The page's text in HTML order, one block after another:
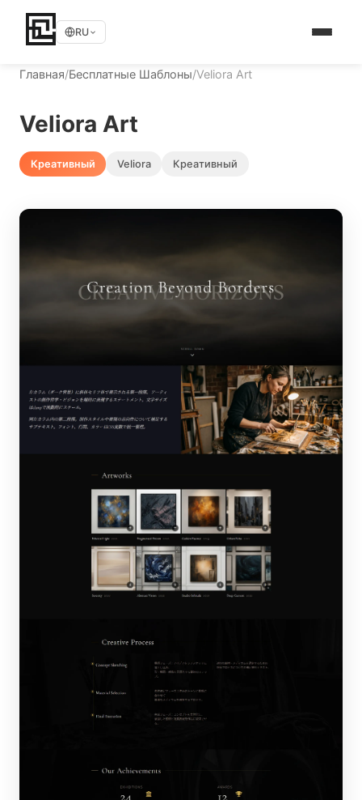
RU
Главная/Бесплатные Шаблоны/Veliora Art
Veliora Art
Креативный Veliora Креативный